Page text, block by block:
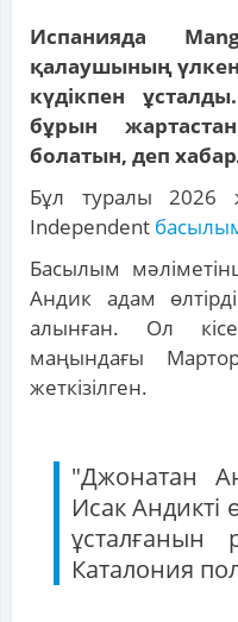
Испанияда
қалаушының үлкен
күдікпен
бұрын
болатын, деп
Бұл туралы
Independent
Басылым
Андик адам
алынған. Ол
маңындағы
жеткізілген.
"Джонатан
Исак Андикті
ұсталғанын
Каталония